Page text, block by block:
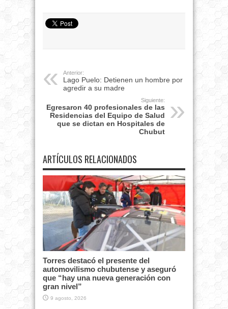
Anterior:
Lago Puelo: Detienen un hombre por
agredir a su madre
Siguiente:
Egresaron 40 profesionales de las
Residencias del Equipo de Salud
que se dictan en Hospitales de
Chubut
ARTÍCULOS RELACIONADOS
Torres destacó el presente del
automovilismo chubutense y aseguró
que “hay una nueva generación con
gran nivel”
9 agosto, 2026